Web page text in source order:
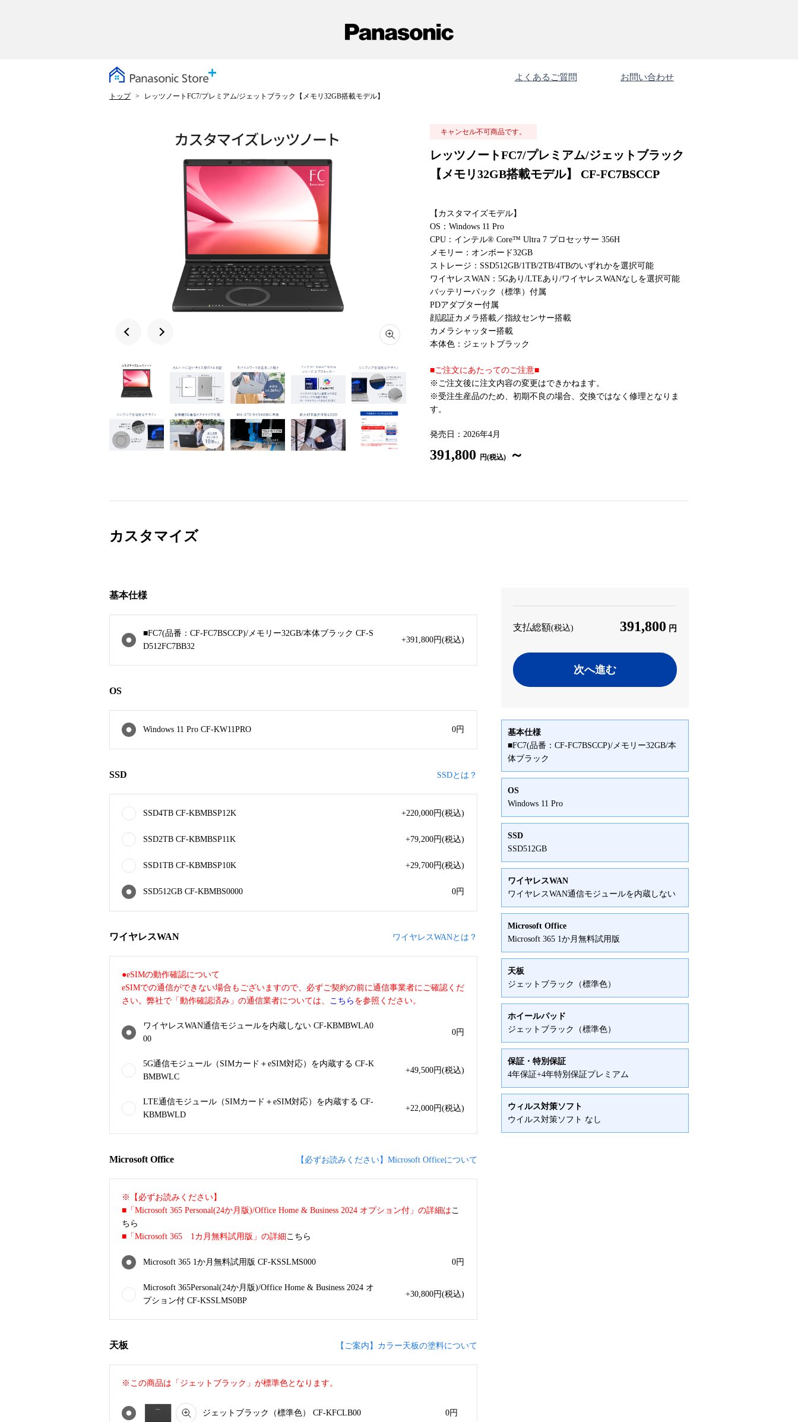
よくあるご質問 お問い合わせ
トップ レッツノートFC7/プレミアム/ジェットブラック【メモリ32GB搭載モデル】
キャンセル不可商品です。
レッツノートFC7/プレミアム/ジェットブラック
【メモリ32GB搭載モデル】 CF-FC7BSCCP
【カスタマイズモデル】
OS：Windows 11 Pro
CPU：インテル® Core™ Ultra 7 プロセッサー 356H
メモリー：オンボード32GB
ストレージ：SSD512GB/1TB/2TB/4TBのいずれかを選択可能
ワイヤレスWAN：5Gあり/LTEあり/ワイヤレスWANなしを選択可能
バッテリーパック（標準）付属
PDアダプター付属
顔認証カメラ搭載／指紋センサー搭載
カメラシャッター搭載
本体色：ジェットブラック
■ご注文にあたってのご注意■
※ご注文後に注文内容の変更はできかねます。
※受注生産品のため、初期不良の場合、交換ではなく修理となりま
す。
発売日：2026年4月
391,800 円(税込) ～
カスタマイズ
基本仕様
■FC7(品番：CF-FC7BSCCP)/メモリー32GB/本体ブラック CF-S
D512FC7BB32
+391,800円(税込)
OS
Windows 11 Pro CF-KW11PRO 0円
SSD SSDとは？
SSD4TB CF-KBMBSP12K +220,000円(税込)
SSD2TB CF-KBMBSP11K +79,200円(税込)
SSD1TB CF-KBMBSP10K +29,700円(税込)
SSD512GB CF-KBMBS0000 0円
ワイヤレスWAN ワイヤレスWANとは？
●eSIMの動作確認について
eSIMでの通信ができない場合もございますので、必ずご契約の前に通信事業者にご確認くだ
さい。弊社で「動作確認済み」の通信業者については、 こちら を参照ください。
ワイヤレスWAN通信モジュールを内蔵しない CF-KBMBWLA0
00
0円
5G通信モジュール（SIMカード＋eSIM対応）を内蔵する CF-K
BMBWLC
+49,500円(税込)
LTE通信モジュール（SIMカード＋eSIM対応）を内蔵する CF-
KBMBWLD
+22,000円(税込)
Microsoft Office 【必ずお読みください】Microsoft Officeについて
※【必ずお読みください】
■「Microsoft 365 Personal(24か月版)/Office Home & Business 2024 オプション付」の詳細はこ
ちら
■「Microsoft 365 1カ月無料試用版」の詳細 こちら
Microsoft 365 1か月無料試用版 CF-KSSLMS000 0円
Microsoft 365Personal(24か月版)/Office Home & Business 2024 オ
プション付 CF-KSSLMS0BP
+30,800円(税込)
天板 【ご案内】カラー天板の塗料について
※この商品は「ジェットブラック」が標準色となります。
ジェットブラック（標準色） CF-KFCLB00 0円
支払総額(税込) 391,800 円
次へ進む
基本仕様
■FC7(品番：CF-FC7BSCCP)/メモリー32GB/本
体ブラック
OS
Windows 11 Pro
SSD
SSD512GB
ワイヤレスWAN
ワイヤレスWAN通信モジュールを内蔵しない
Microsoft Office
Microsoft 365 1か月無料試用版
天板
ジェットブラック（標準色）
ホイールパッド
ジェットブラック（標準色）
保証・特別保証
4年保証+4年特別保証プレミアム
ウィルス対策ソフト
ウイルス対策ソフト なし